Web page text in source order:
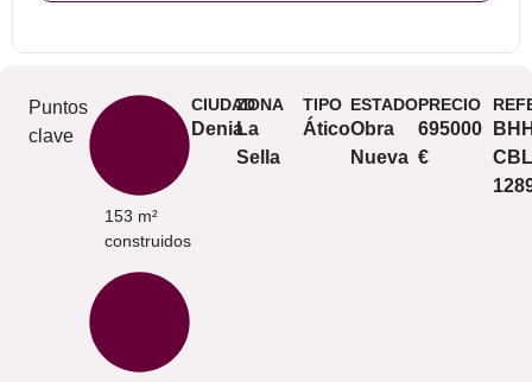
Puntos
clave
153 m²
construidos
CIUDAD
Denia
ZONA
La
Sella
TIPO
Ático
ESTADO
Obra
Nueva
PRECIO
695000
€